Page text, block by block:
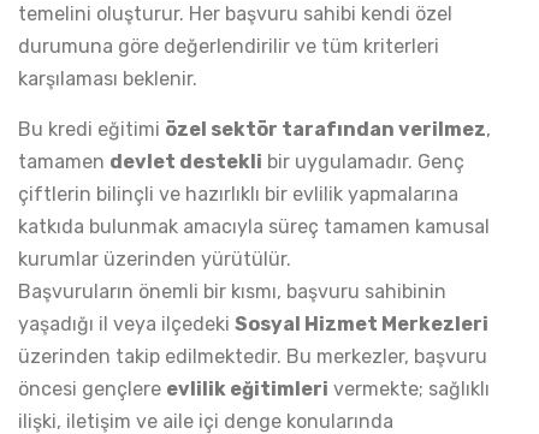
temelini oluşturur. Her başvuru sahibi kendi özel
durumuna göre değerlendirilir ve tüm kriterleri
karşılaması beklenir.
Bu kredi eğitimi özel sektör tarafından verilmez,
tamamen devlet destekli bir uygulamadır. Genç
çiftlerin bilinçli ve hazırlıklı bir evlilik yapmalarına
katkıda bulunmak amacıyla süreç tamamen kamusal
kurumlar üzerinden yürütülür.
Başvuruların önemli bir kısmı, başvuru sahibinin
yaşadığı il veya ilçedeki Sosyal Hizmet Merkezleri
üzerinden takip edilmektedir. Bu merkezler, başvuru
öncesi gençlere evlilik eğitimleri vermekte; sağlıklı
ilişki, iletişim ve aile içi denge konularında